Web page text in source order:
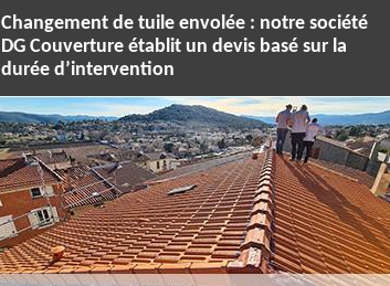
Changement de tuile envolée : notre société
DG Couverture établit un devis basé sur la
durée d’intervention